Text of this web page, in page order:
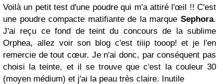
Voilà un petit test d'une poudre qui m'a attiré l'œil !! C'est
une poudre compacte matifiante de la marque Sephora.
J'ai reçu ce fond de teint du concours de la sublime
Orphea, allez voir son blog c'est tiiip tooop! et je l'en
remercie de tout cœur. Je n'ai donc, par conséquent pas
choisi la teinte, et il se trouve que c'est la couleur 30
(moyen médium) et j'ai la peau très claire. Inutile